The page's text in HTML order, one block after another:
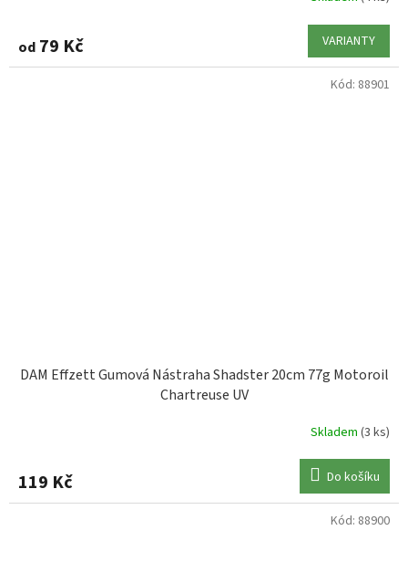
od 79 Kč VARIANTY
DAM Effzett Gumová Nástraha Shadster 20cm 77g Motoroil
Chartreuse UV
Skladem (3 ks)
119 Kč Do košíku
Kód: 88901
Kód: 88900